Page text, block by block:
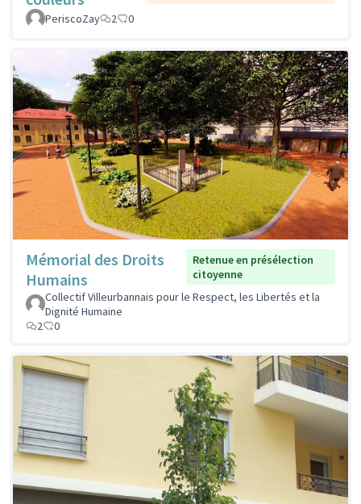
PeriscoZay
2 0
Mémorial des Droits
Humains
Retenue en présélection
citoyenne
Collectif Villeurbannais pour le Respect, les Libertés et la
Dignité Humaine
2
0